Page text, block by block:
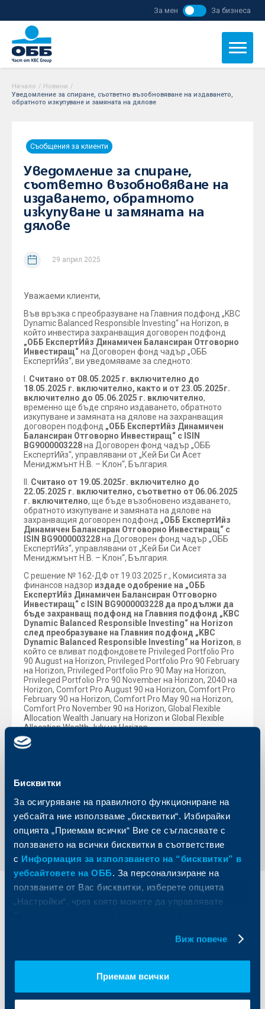
Бисквитки
За осигуряване на правилното функциониране на
уебсайта ние използваме „бисквитки“. Избирайки
опцията „Приемам всички“ Вие се съгласявате с
ползването на всички бисквитки в съответствие
с Информация за използването на “бисквитки” в
уебсайтовете на ОББ. За персонализиране на
ползваните от Вас бисквитки, изберете опцията
„Настройки“, чрез която можете да управлявате
Виж повече
Приемам всички
За мен За бизнеса
Начало / Новини /
Уведомление за спиране, съответно възобновяване на издаването,
обратното изкупуване и замяната на дялове
Съобщения за клиенти
Уведомление за спиране,
съответно възобновяване на
издаването, обратното
изкупуване и замяната на
дялове
29 април 2025
Уважаеми клиенти,
Във връзка с преобразуване на Главния подфонд „KBC
Dynamic Balanced Responsible Investing“ на Horizon, в
който инвестира захранващия договорен подфонд
„ОББ ЕкспертИйз Динамичен Балансиран Отговорно
Инвестиращ“на Договорен фонд чадър „ОББ
ЕкспертИйз“, ви уведомяваме за следното:
Считано от 08.05.2025 г. включително до
18.05.2025 г. включително, както и от 23.05.2025г.
включително до 05.06.2025 г. включително,
временно ще бъде спряно издаването, обратното
изкупуване и замяната на дялове на захранващия
договорен подфонд „ОББ ЕкспертИйз Динамичен
Балансиран Отговорно Инвестиращ“ с ISIN
BG9000003228на Договорен фонд чадър „ОББ
ЕкспертИйз“, управлявани от „Кей Би Си Асет
Мениджмънт Н.В. – Клон“, България.
Считано от 19.05.2025г. включително до
22.05.2025 г. включително, съответно от 06.06.2025
г. включително, ще бъде възобновено издаването,
обратното изкупуване и замяната на дялове на
захранващия договорен подфонд „ОББ ЕкспертИйз
Динамичен Балансиран Отговорно Инвестиращ“ с
ISIN BG9000003228на Договорен фонд чадър „ОББ
ЕкспертИйз“, управлявани от „Кей Би Си Асет
Мениджмънт Н.В. – Клон“, България.
С решение № 162-ДФ от 19.03.2025 г., Комисията за
финансов надзор издаде одобрениe на „ОББ
ЕкспертИйз Динамичен Балансиран Отговорно
Инвестиращ“ с ISIN BG9000003228 да продължи да
бъде захранващ подфонд на Главния подфонд „KBC
Dynamic Balanced Responsible Investing“ на Horizon
след преобразуване на Главния подфонд „KBC
Dynamic Balanced Responsible Investing“ на Horizon, в
който се вливат подфондовете Privileged Portfolio Pro
90 August на Horizon, Privileged Portfolio Pro 90 February
на Horizon, Privileged Portfolio Pro 90 May на Horizon,
Privileged Portfolio Pro 90 November на Horizon, 2040 на
Horizon, Comfort Pro August 90 на Horizon, Comfort Pro
February 90 на Horizon, Comfort Pro May 90 на Horizon,
Comfort Pro November 90 на Horizon, Global Flexible
Allocation Wealth January на Horizon и Global Flexible
Allocation Wealth July на Horizon.
Документация за упоменатото преобразуване на
Преобразуването и ОИД.
Обратно към всички новини
Индивидуални
клиенти
Кредити
Спестявания и инвестиции
Частно банкиране
Бизнес
клиенти
Кредитиране
Търговско финансиране
ПОС терминали
Пазари, инвестиционно банкиране
и попечителски услуги